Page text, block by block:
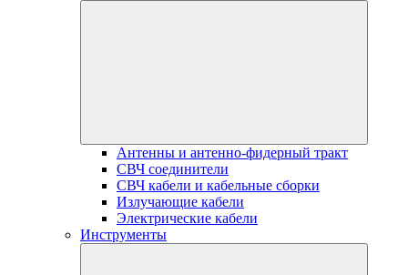
Антенны и антенно-фидерный тракт
СВЧ соединители
СВЧ кабели и кабельные сборки
Излучающие кабели
Электрические кабели
Инструменты